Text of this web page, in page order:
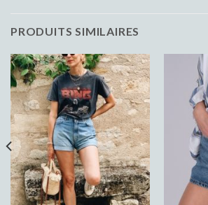
PRODUITS SIMILAIRES